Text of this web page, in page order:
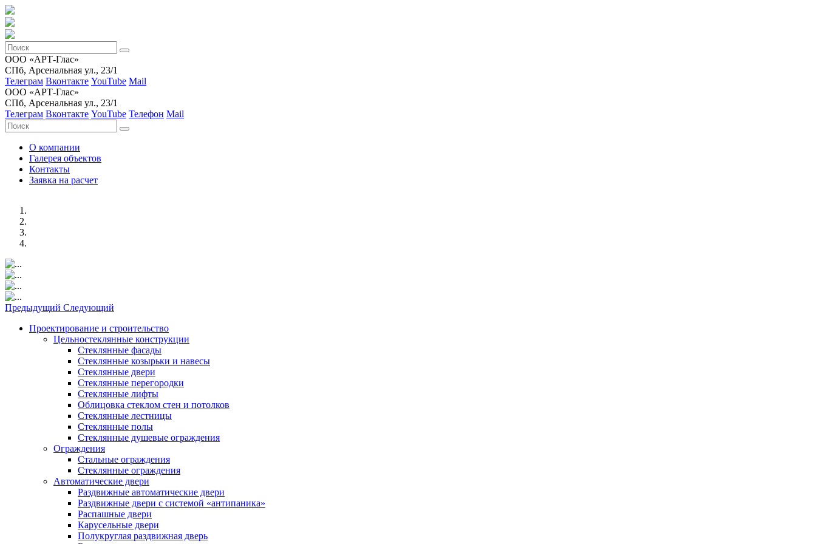
ООО «АРТ-Глас»
СПб, Арсенальная ул., 23/1
Телеграм Вконтакте YouTube Mail
ООО «АРТ-Глас»
СПб, Арсенальная ул., 23/1
Телеграм Вконтакте YouTube Телефон Mail
О компании
Галерея объектов
Контакты
Заявка на расчет
Предыдущий Следующий
Проектирование и строительство
Цельностеклянные конструкции
Стеклянные фасады
Стеклянные козырьки и навесы
Стеклянные двери
Стеклянные перегородки
Стеклянные лифты
Облицовка стеклом стен и потолков
Стеклянные лестницы
Стеклянные полы
Стеклянные душевые ограждения
Ограждения
Стальные ограждения
Cтеклянные ограждения
Автоматические двери
Раздвижные автоматические двери
Раздвижные двери с системой «антипаника»
Распашные двери
Карусельные двери
Полукруглая раздвижная дверь